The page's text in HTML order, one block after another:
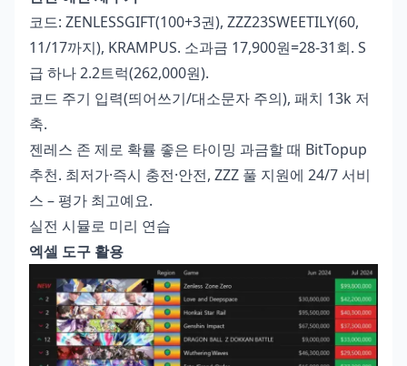
코드: ZENLESSGIFT(100+3권), ZZZ23SWEETILY(60,
11/17까지), KRAMPUS. 소과금 17,900원=28-31회. S
급 하나 2.2트럭(262,000원).
코드 주기 입력(띄어쓰기/대소문자 주의), 패치 13k 저
축.
젠레스 존 제로 확률 좋은 타이밍 과금할 때 BitTopup
추천. 최저가·즉시 충전·안전, ZZZ 풀 지원에 24/7 서비
스 – 평가 최고예요.
실전 시뮬로 미리 연습
엑셀 도구 활용